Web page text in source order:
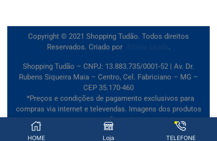
Copyright © 2021 Shopping Tudão. Todos direitos
Reservados. Criado por
.
Shopping Tudão – CNPJ: 13.883.735/0001-52 | Av. Dr.
Rubens Siqueira Maia – Centro, Cel. Fabriciano – MG –
CEP 35.170-460
*Preços e condições de pagamento exclusivos para
compras via internet e televendas. Imagens dos produtos
meramente ilustrativas.
HOME Loja TELEFONE